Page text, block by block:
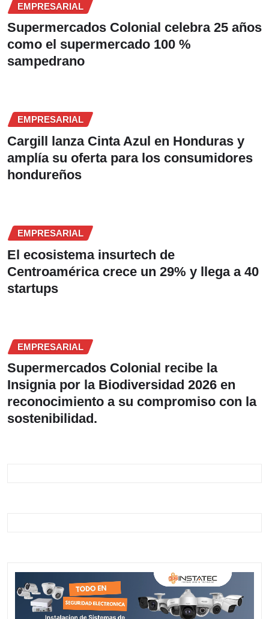
EMPRESARIAL
Supermercados Colonial celebra 25 años
como el supermercado 100 %
sampedrano
EMPRESARIAL
Cargill lanza Cinta Azul en Honduras y
amplía su oferta para los consumidores
hondureños
EMPRESARIAL
El ecosistema insurtech de
Centroamérica crece un 29% y llega a 40
startups
EMPRESARIAL
Supermercados Colonial recibe la
Insignia por la Biodiversidad 2026 en
reconocimiento a su compromiso con la
sostenibilidad.